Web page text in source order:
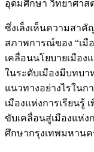
อุดมศึกษา วิทยาศาส
ซึ่งเล็งเห็นความสาคั
สภาพการณ์ของ “เมื
เคลื่อนนโยบายเมือง
ในระดับเมืองมีบทบา
แนวทางอย่างไรในก
เมืองแห่งการเรียน
ขับเคลื่อนสู่เมืองแห่ง
ศึกษากรุงเทพมหาน